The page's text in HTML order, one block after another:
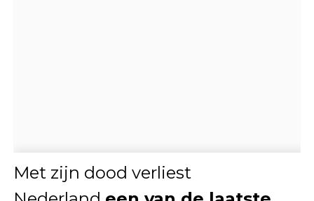
Met zijn dood verliest